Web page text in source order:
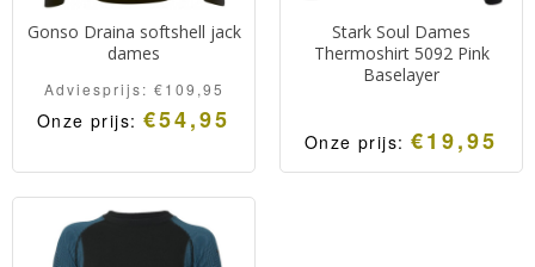
Gonso Draina softshell jack
dames
Adviesprijs: €109,95
Onze prijs: €54,95
Stark Soul Dames
Thermoshirt 5092 Pink
Baselayer
Onze prijs: €19,95